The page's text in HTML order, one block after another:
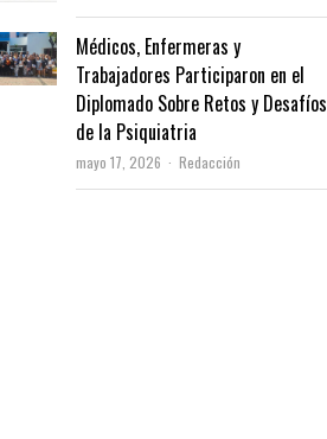
Médicos, Enfermeras y
Trabajadores Participaron en el
Diplomado Sobre Retos y Desafíos
de la Psiquiatria
mayo 17, 2026 Author
Redacción